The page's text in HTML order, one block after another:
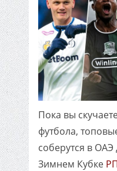
Пока вы
футбола,
соберутся в ОАЭ
Зимнем Кубке